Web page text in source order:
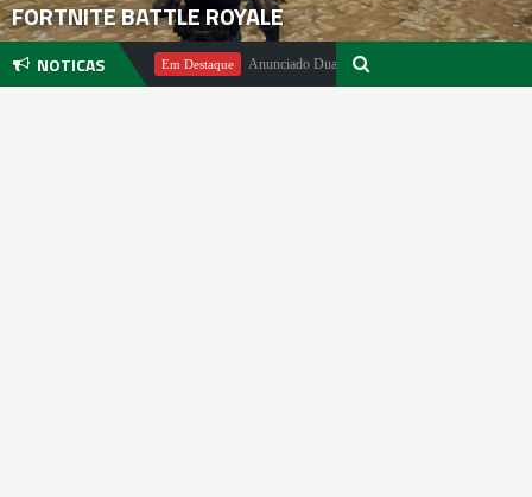
FORTNITE BATTLE ROYALE
NOTICAS
Pachter Em Destaque Anunciado DualSense The Last of Us Limited Edition